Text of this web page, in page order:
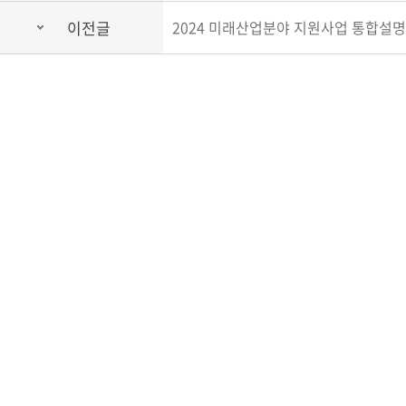
이전글 2024 미래산업분야 지원사업 통합설